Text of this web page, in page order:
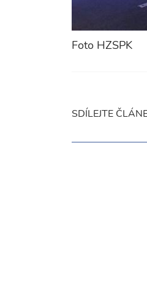
Foto HZSPK
SDÍLEJTE